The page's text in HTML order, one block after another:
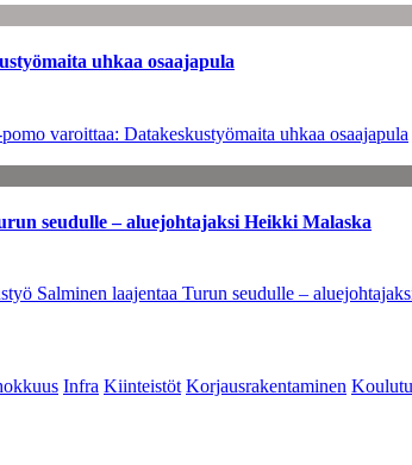
uhkaa osaajapula
varoittaa: Datakeskustyömaita uhkaa osaajapula
seudulle – aluejohtajaksi Heikki Malaska
Salminen laajentaa Turun seudulle –
Infra Kiinteistöt Korjausrakentaminen